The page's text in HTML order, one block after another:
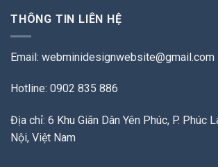
THÔNG TIN LIÊN HỆ
Email: webminidesignwebsite@gmail.com
Hotline: 0902 835 886
Địa chỉ: 6 Khu Giãn Dân Yên Phúc, P. Phúc
Nội, Việt Nam